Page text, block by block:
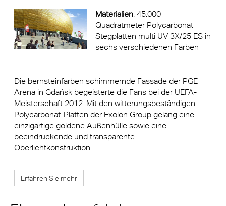
Materialien: 45.000
Quadratmeter Polycarbonat
Stegplatten multi UV 3X/25 ES in
sechs verschiedenen Farben
Die bernsteinfarben schimmernde Fassade der PGE
Arena in Gdańsk begeisterte die Fans bei der UEFA-
Meisterschaft 2012. Mit den witterungsbeständigen
Polycarbonat-Platten der Exolon Group gelang eine
einzigartige goldene Außenhülle sowie eine
beeindruckende und transparente
Oberlichtkonstruktion.
Erfahren Sie mehr